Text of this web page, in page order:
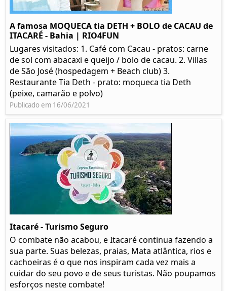
A famosa MOQUECA tia DETH + BOLO de CACAU de
ITACARÉ - Bahia | RIO4FUN
Lugares visitados: 1. Café com Cacau - pratos: carne
de sol com abacaxi e queijo / bolo de cacau. 2. Villas
de São José (hospedagem + Beach club) 3.
Restaurante Tia Deth - prato: moqueca tia Deth
(peixe, camarão e polvo)
Publicado em 16/06/2021
Itacaré - Turismo Seguro
O combate não acabou, e Itacaré continua fazendo a
sua parte. Suas belezas, praias, Mata atlântica, rios e
cachoeiras é o que nos inspiram cada vez mais a
cuidar do seu povo e de seus turistas. Não poupamos
esforços neste combate!